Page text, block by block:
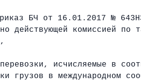
БЧ от 16.01.2017 №
действующей комиссией по
исчисляемые в
грузов в международном